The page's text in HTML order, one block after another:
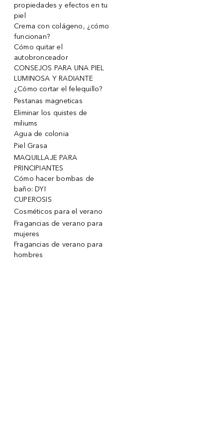
propiedades y efectos en tu
piel
Crema con colágeno, ¿cómo
funcionan?
Cómo quitar el
autobronceador
CONSEJOS PARA UNA PIEL
LUMINOSA Y RADIANTE
¿Cómo cortar el felequillo?
Pestanas magneticas
Eliminar los quistes de
miliums
Agua de colonia
Piel Grasa
MAQUILLAJE PARA
PRINCIPIANTES
Cómo hacer bombas de
baño: DYI
CUPEROSIS
Cosméticos para el verano
Fragancias de verano para
mujeres
Fragancias de verano para
hombres